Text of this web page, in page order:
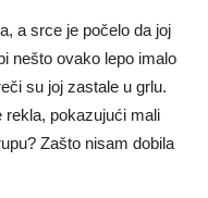
a srce je počelo da joj
nešto ovako lepo imalo
su joj zastale u grlu.
rekla, pokazujući mali
Zašto nisam dobila